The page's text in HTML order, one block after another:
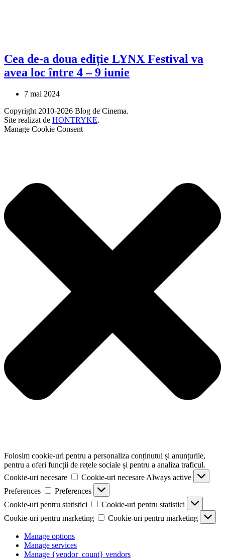
Cea de-a doua ediție LYNX Festival va
avea loc între 4 – 9 iunie
7 mai 2024
Copyright 2010-2026 Blog de Cinema.
Site realizat de HONTRYKE.
Manage Cookie Consent
Folosim cookie-uri pentru a personaliza conținutul și anunțurile,
pentru a oferi funcții de rețele sociale și pentru a analiza traficul.
Cookie-uri necesare
Cookie-uri necesare Always active
Preferences
Preferences
Cookie-uri pentru statistici
Cookie-uri pentru statistici
Cookie-uri pentru marketing
Cookie-uri pentru marketing
Manage options
Manage services
Manage {vendor_count} vendors